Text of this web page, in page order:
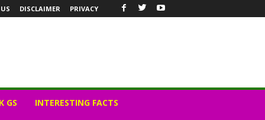
DISCLAIMER PRIVACY
GS INTERESTING FACTS